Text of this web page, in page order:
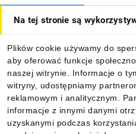
Na tej stronie są
Plików cookie używamy do
aby oferować funkcje
naszej witrynie. Informacje o
witryny, udostępniamy
reklamowym i analitycznym.
informacje z innymi danymi
uzyskanymi podczas
Informacje
Pobierz naszą